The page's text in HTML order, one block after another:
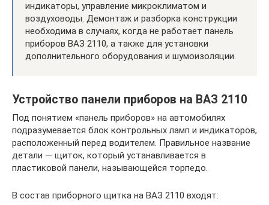
индикаторы, управление микроклиматом и
воздуховоды. Демонтаж и разборка конструкции
необходима в случаях, когда не работает панель
приборов ВАЗ 2110, а также для установки
дополнительного оборудования и шумоизоляции.
Устройство панели приборов на ВАЗ 2110
Под понятием «панель приборов» на автомобилях
подразумевается блок контрольных ламп и индикаторов,
расположенный перед водителем. Правильное название
детали — щиток, который устанавливается в
пластиковой панели, называющейся торпедо.
В состав приборного щитка на ВАЗ 2110 входят: